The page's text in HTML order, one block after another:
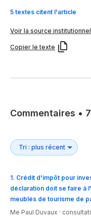
5 textes citent l'article
Voir la source
Copier le texte
Commentaires •
1. Crédit d'impôt pour
déclaration doit se faire à
meublés de tourisme de
Me Paul Duvaux ·